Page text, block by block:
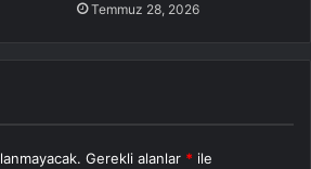
Temmuz 28, 2026
Gerekli alanlar * ile